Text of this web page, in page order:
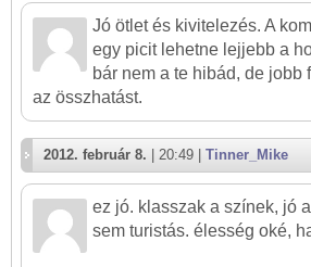
Jó ötlet és kivitelezés. A
egy picit lehetne lejjebb a
bár nem a te hibád, de jobb
az összhatást.
2012. február 8. | 20:49 | Tinner_Mike
ez jó. klasszak a színek, jó
sem turistás. élesség oké,